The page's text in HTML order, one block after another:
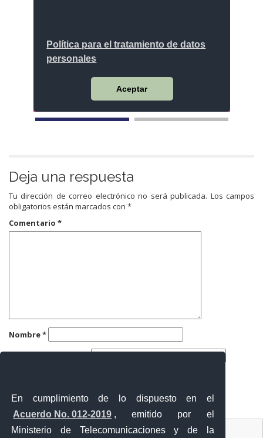
En cumplimiento de lo dispuesto en el
Acuerdo No. 012-2019 , emitido por el
Ministerio de Telecomunicaciones y de la
Deja una respuesta
Tu dirección de correo electrónico no será publicada. Los campos
obligatorios están marcados con *
Comentario *
Nombre*
Contacto Ciudadano